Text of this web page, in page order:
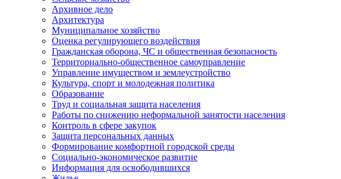
Архивное дело
Архитектура
Муниципальное хозяйство
Оценка регулирующего воздействия
Гражданская оборона, ЧС и общественная безопасность
Территориально-общественное самоуправление
Управление имуществом и землеустройство
Культура, спорт и молодежная политика
Образование
Труд и социальная защита населения
Работы по снижению неформальной занятости населения
Контроль в сфере закупок
Защита персональных данных
Формирование комфортной городской среды
Социально-экономическое развитие
Информация для освободившихся